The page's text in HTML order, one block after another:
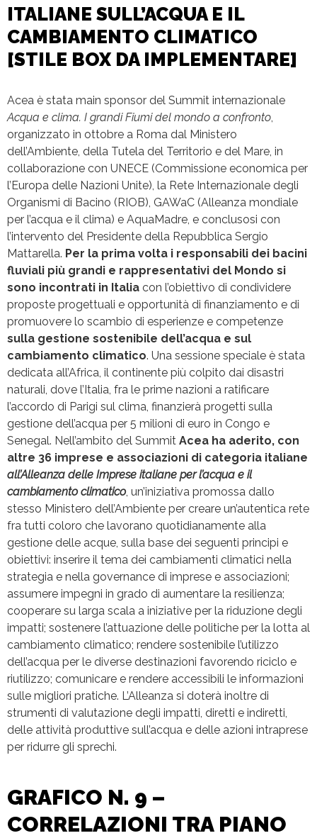
ITALIANE SULL’ACQUA E IL
CAMBIAMENTO CLIMATICO
[STILE BOX DA IMPLEMENTARE]
Acea è stata main sponsor del Summit internazionale
Acqua e clima. I grandi Fiumi del mondo a confronto,
organizzato in ottobre a Roma dal Ministero
dell’Ambiente, della Tutela del Territorio e del Mare, in
collaborazione con UNECE (Commissione economica per
l’Europa delle Nazioni Unite), la Rete Internazionale degli
Organismi di Bacino (RIOB), GAWaC (Alleanza mondiale
per l’acqua e il clima) e AquaMadre, e conclusosi con
l’intervento del Presidente della Repubblica Sergio
Mattarella. Per la prima volta i responsabili dei bacini
fluviali più grandi e rappresentativi del Mondo si
sono incontrati in Italia con l’obiettivo di condividere
proposte progettuali e opportunità di finanziamento e di
promuovere lo scambio di esperienze e competenze
sulla gestione sostenibile dell’acqua e sul
cambiamento climatico. Una sessione speciale è stata
dedicata all’Africa, il continente più colpito dai disastri
naturali, dove l’Italia, fra le prime nazioni a ratificare
l’accordo di Parigi sul clima, finanzierà progetti sulla
gestione dell’acqua per 5 milioni di euro in Congo e
Senegal. Nell’ambito del Summit Acea ha aderito, con
altre 36 imprese e associazioni di categoria italiane
all’Alleanza delle Imprese italiane per l’acqua e il
cambiamento climatico, un’iniziativa promossa dallo
stesso Ministero dell’Ambiente per creare un’autentica rete
fra tutti coloro che lavorano quotidianamente alla
gestione delle acque, sulla base dei seguenti principi e
obiettivi: inserire il tema dei cambiamenti climatici nella
strategia e nella governance di imprese e associazioni;
assumere impegni in grado di aumentare la resilienza;
cooperare su larga scala a iniziative per la riduzione degli
impatti; sostenere l’attuazione delle politiche per la lotta al
cambiamento climatico; rendere sostenibile l’utilizzo
dell’acqua per le diverse destinazioni favorendo riciclo e
riutilizzo; comunicare e rendere accessibili le informazioni
sulle migliori pratiche. L’Alleanza si doterà inoltre di
strumenti di valutazione degli impatti, diretti e indiretti,
delle attività produttive sull’acqua e delle azioni intraprese
per ridurre gli sprechi.
GRAFICO N. 9 –
CORRELAZIONI TRA PIANO